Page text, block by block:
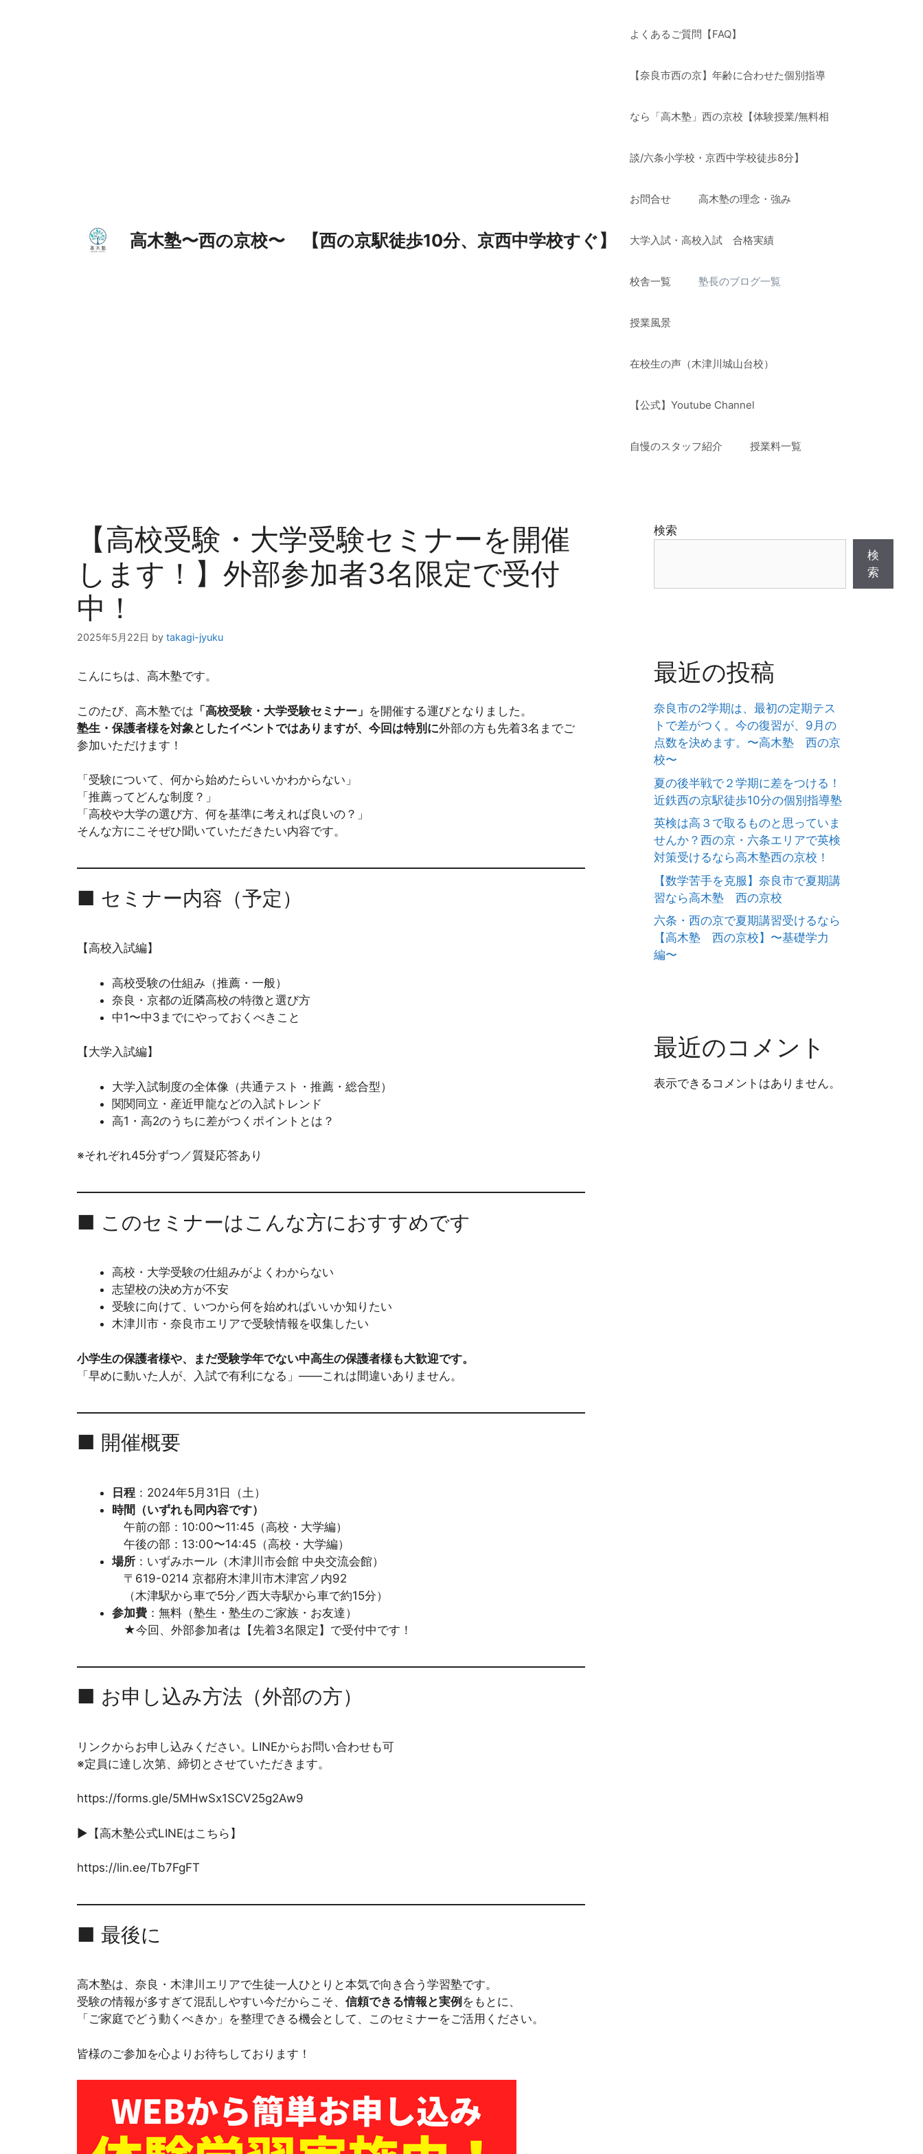
高木塾〜西の京校〜 【西の京駅徒歩10分、京西中学校すぐ】
よくあるご質問【FAQ】
【奈良市西の京】年齢に合わせた個別指導
なら「高木塾」西の京校【体験授業/無料相
談/六条小学校・京西中学校徒歩8分】
お問合せ 高木塾の理念・強み
大学入試・高校入試 合格実績
校舎一覧 塾長のブログ一覧
授業風景
在校生の声（木津川城山台校）
【公式】Youtube Channel
自慢のスタッフ紹介 授業料一覧
【高校受験・大学受験セミナーを開催
します！】外部参加者3名限定で受付
中！
2025年5月22日 by takagi-jyuku
こんにちは、高木塾です。
このたび、高木塾では 「高校受験・大学受験セミナー」 を開催する運びとなりました。
塾生・保護者様を対象としたイベントではありますが、今回は特別に外部の方も先着3名までご
参加いただけます！
「受験について、何から始めたらいいかわからない」
「推薦ってどんな制度？」
「高校や大学の選び方、何を基準に考えれば良いの？」
そんな方にこそぜひ聞いていただきたい内容です。
■ セミナー内容（予定）
【高校入試編】
高校受験の仕組み（推薦・一般）
奈良・京都の近隣高校の特徴と選び方
中1〜中3までにやっておくべきこと
【大学入試編】
大学入試制度の全体像（共通テスト・推薦・総合型）
関関同立・産近甲龍などの入試トレンド
高1・高2のうちに差がつくポイントとは？
※それぞれ45分ずつ／質疑応答あり
■ このセミナーはこんな方におすすめです
高校・大学受験の仕組みがよくわからない
志望校の決め方が不安
受験に向けて、いつから何を始めればいいか知りたい
木津川市・奈良市エリアで受験情報を収集したい
小学生の保護者様や、まだ受験学年でない中高生の保護者様も大歓迎です。
「早めに動いた人が、入試で有利になる」——これは間違いありません。
■ 開催概要
日程 ：2024年5月31日（土）
時間（いずれも同内容です）
午前の部：10:00〜11:45（高校・大学編）
午後の部：13:00〜14:45（高校・大学編）
場所 ：いずみホール（木津川市会館 中央交流会館）
〒619-0214 京都府木津川市木津宮ノ内92
（木津駅から車で5分／西大寺駅から車で約15分）
参加費 ：無料（塾生・塾生のご家族・お友達）
★今回、外部参加者は【先着3名限定】で受付中です！
■ お申し込み方法（外部の方）
リンクからお申し込みください。LINEからお問い合わせも可
※定員に達し次第、締切とさせていただきます。
https://forms.gle/5MHwSx1SCV25g2Aw9
▶︎【高木塾公式LINEはこちら】
https://lin.ee/Tb7FgFT
■ 最後に
高木塾は、奈良・木津川エリアで生徒一人ひとりと本気で向き合う学習塾です。
受験の情報が多すぎて混乱しやすい今だからこそ、 信頼できる情報と実例 をもとに、
「ご家庭でどう動くべきか」を整理できる機会として、このセミナーをご活用ください。
皆様のご参加を心よりお待ちしております！
検索
検
索
最近の投稿
奈良市の2学期は、最初の定期テス
トで差がつく。今の復習が、9月の
点数を決めます。〜高木塾 西の京
校〜
夏の後半戦で２学期に差をつける！
近鉄西の京駅徒歩10分の個別指導塾
英検は高３で取るものと思っていま
せんか？西の京・六条エリアで英検
対策受けるなら高木塾西の京校！
【数学苦手を克服】奈良市で夏期講
習なら高木塾 西の京校
六条・西の京で夏期講習受けるなら
【高木塾 西の京校】〜基礎学力
編〜
最近のコメント
表示できるコメントはありません。